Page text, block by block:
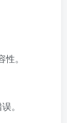
。
。